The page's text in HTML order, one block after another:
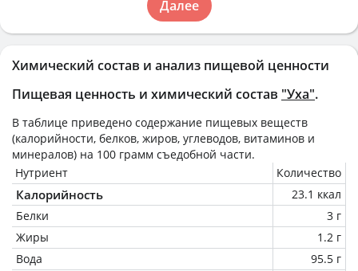
Химический состав и анализ пищевой ценности
Пищевая ценность и химический состав "Уха".
В таблице приведено содержание пищевых веществ
(калорийности, белков, жиров, углеводов, витаминов и
минералов) на 100 грамм съедобной части.
Нутриент
Количество
Калорийность
23.1 ккал
Белки
3 г
Жиры
1.2 г
Вода
95.5 г
Далее